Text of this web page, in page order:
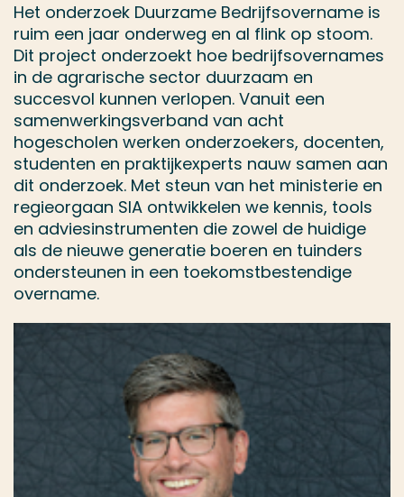
Het onderzoek Duurzame Bedrijfsovername is
ruim een jaar onderweg en al flink op stoom.
Dit project onderzoekt hoe bedrijfsovernames
in de agrarische sector duurzaam en
succesvol kunnen verlopen. Vanuit een
samenwerkingsverband van acht
hogescholen werken onderzoekers, docenten,
studenten en praktijkexperts nauw samen aan
dit onderzoek. Met steun van het ministerie en
regieorgaan SIA ontwikkelen we kennis, tools
en adviesinstrumenten die zowel de huidige
als de nieuwe generatie boeren en tuinders
ondersteunen in een toekomstbestendige
overname.